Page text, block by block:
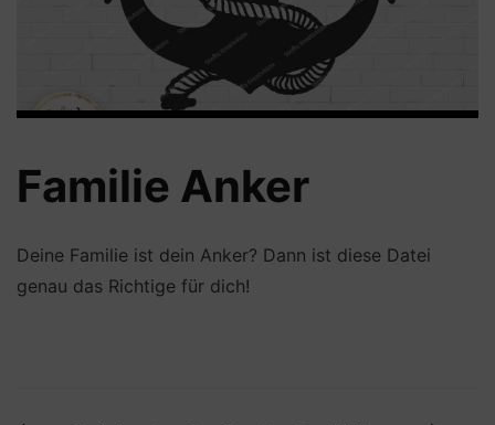
Familie Anker
Deine Familie ist dein Anker? Dann ist diese Datei
genau das Richtige für dich!